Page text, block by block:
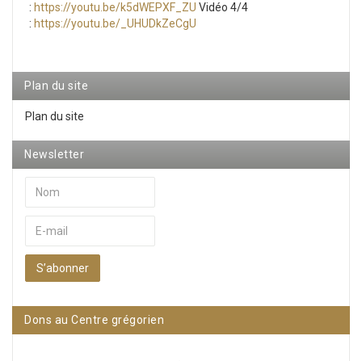
: https://youtu.be/k5dWEPXF_ZU Vidéo 4/4
: https://youtu.be/_UHUDkZeCgU
Plan du site
Plan du site
Newsletter
S’abonner
Dons au Centre grégorien